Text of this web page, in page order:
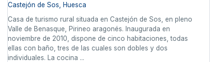
Castejón de Sos, Huesca
Casa de turismo rural situada en Castejón de Sos, en pleno
Valle de Benasque, Pirineo aragonés. Inaugurada en
noviembre de 2010, dispone de cinco habitaciones, todas
ellas con baño, tres de las cuales son dobles y dos
individuales. La cocina ...